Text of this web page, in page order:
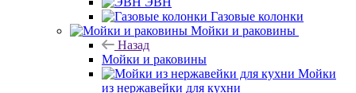
Газовые колонки
Мойки и раковины
Назад
Мойки и раковины
Мойки
из нержавейки для кухни